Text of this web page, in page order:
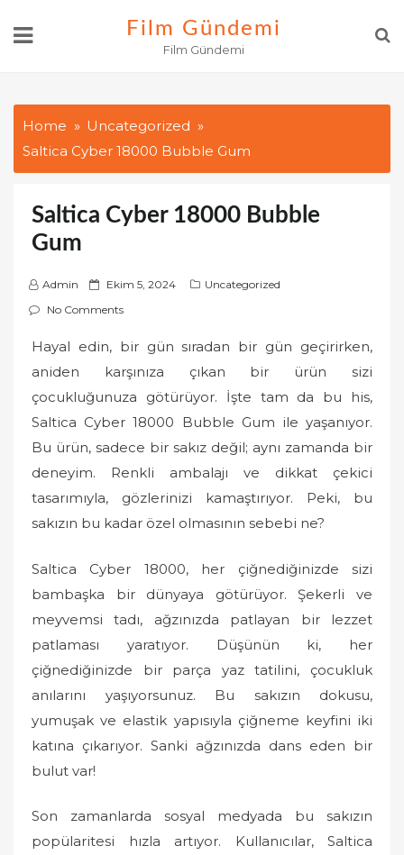
Film Gündemi
Film Gündemi
Home
Uncategorized
Saltica Cyber 18000 Bubble Gum
Saltica Cyber 18000 Bubble
Gum
Admin
P
o
t
d
Ekim 5, 2024
Uncategorized
No Comments
Hayal edin, bir gün sıradan bir gün geçirirken,
aniden karşınıza çıkan bir ürün sizi
çocukluğunuza götürüyor. İşte tam da bu his,
Saltica Cyber 18000 Bubble Gum ile yaşanıyor.
Bu ürün, sadece bir sakız değil; aynı zamanda bir
deneyim. Renkli ambalajı ve dikkat çekici
tasarımıyla, gözlerinizi kamaştırıyor. Peki, bu
sakızın bu kadar özel olmasının sebebi ne?
Saltica Cyber 18000, her çiğnediğinizde sizi
bambaşka bir dünyaya götürüyor. Şekerli ve
meyvemsi tadı, ağzınızda patlayan bir lezzet
patlaması yaratıyor. Düşünün ki, her
çiğnediğinizde bir parça yaz tatilini, çocukluk
anılarını yaşıyorsunuz. Bu sakızın dokusu,
yumuşak ve elastik yapısıyla çiğneme keyfini iki
katına çıkarıyor. Sanki ağzınızda dans eden bir
bulut var!
Son zamanlarda sosyal medyada bu sakızın
popülaritesi hızla artıyor. Kullanıcılar, Saltica